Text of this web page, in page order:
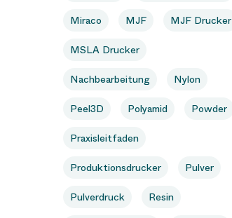
Miraco MJF MJF Drucker
MSLA Drucker
Nachbearbeitung Nylon
Peel3D Polyamid Powder
Praxisleitfaden
Produktionsdrucker Pulver
Pulverdruck Resin